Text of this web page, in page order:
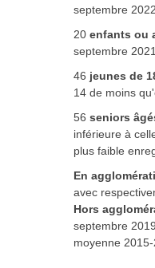
septembre
20 enfants ou
septembre
46 jeunes de
14 de moins
56 seniors
inférieure à
plus faible
En
avec
Hors
septembre
moyenne 2015-